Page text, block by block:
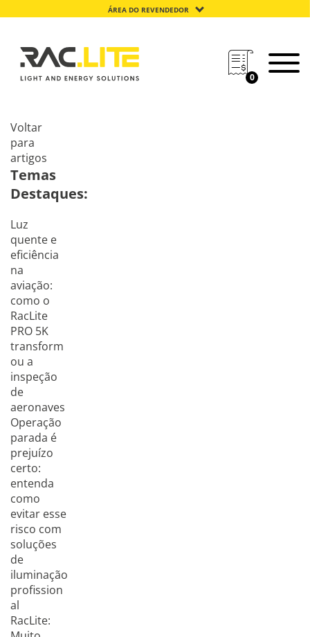
ÁREA DO REVENDEDOR
0
Voltar
para
artigos
Temas
Destaques:
Luz
quente e
eficiência
na
aviação:
como o
RacLite
PRO 5K
transform
ou a
inspeção
de
aeronaves
Operação
parada é
prejuízo
certo:
entenda
como
evitar esse
risco com
soluções
de
iluminação
profission
al
RacLite: